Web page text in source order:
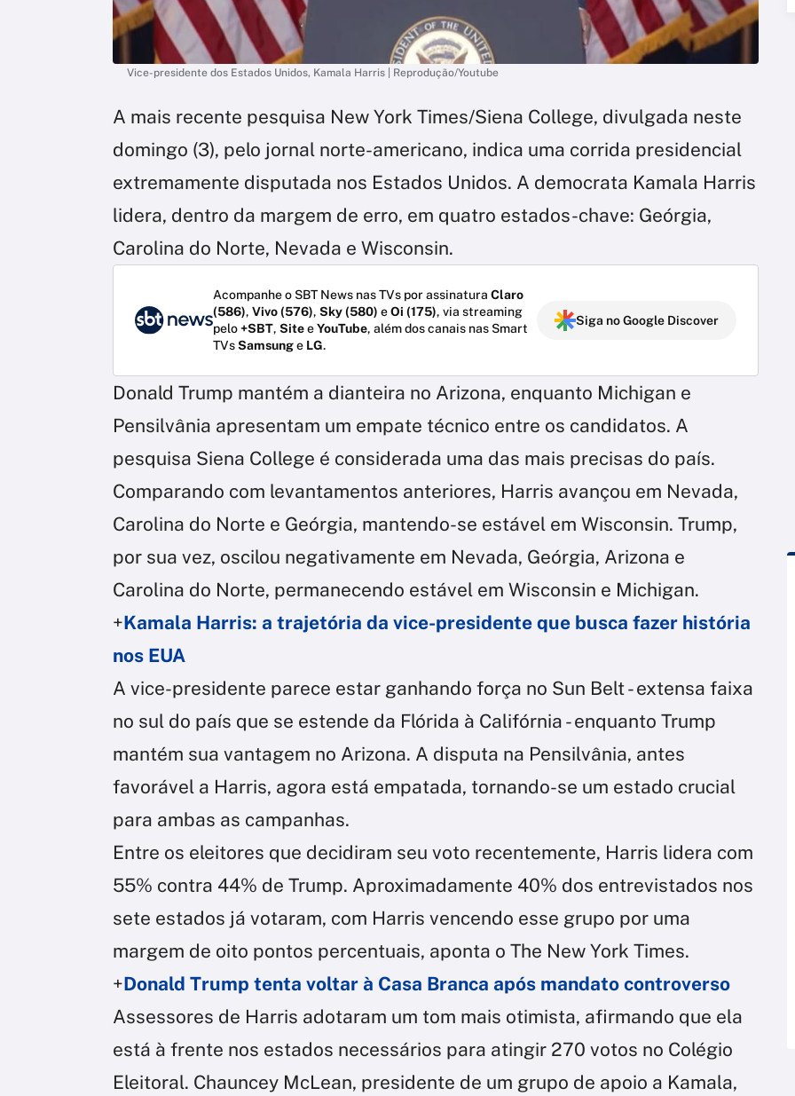
Vice-presidente dos Estados Unidos, Kamala Harris | Reprodução/Youtube
A mais recente pesquisa New York Times/Siena College, divulgada neste
domingo (3), pelo jornal norte-americano, indica uma corrida presidencial
extremamente disputada nos Estados Unidos. A democrata Kamala Harris
lidera, dentro da margem de erro, em quatro estados-chave: Geórgia,
Carolina do Norte, Nevada e Wisconsin.
Acompanhe o SBT News nas TVs por assinatura Claro
(586), Vivo (576), Sky (580) eOi (175), via streaming
pelo+SBT, SiteeYouTube, além dos canais nas Smart
TVsSamsunge LG.
Siga no Google Discover
Donald Trump mantém a dianteira no Arizona, enquanto Michigan e
Pensilvânia apresentam um empate técnico entre os candidatos. A
pesquisa Siena College é considerada uma das mais precisas do país.
Comparando com levantamentos anteriores, Harris avançou em Nevada,
Carolina do Norte e Geórgia, mantendo-se estável em Wisconsin. Trump,
por sua vez, oscilou negativamente em Nevada, Geórgia, Arizona e
Carolina do Norte, permanecendo estável em Wisconsin e Michigan.
+Kamala Harris: a trajetória da vice-presidente que busca fazer história
nos EUA
A vice-presidente parece estar ganhando força no Sun Belt - extensa faixa
no sul do país que se estende da Flórida à Califórnia - enquanto Trump
mantém sua vantagem no Arizona. A disputa na Pensilvânia, antes
favorável a Harris, agora está empatada, tornando-se um estado crucial
para ambas as campanhas.
Entre os eleitores que decidiram seu voto recentemente, Harris lidera com
55% contra 44% de Trump. Aproximadamente 40% dos entrevistados nos
sete estados já votaram, com Harris vencendo esse grupo por uma
margem de oito pontos percentuais, aponta o The New York Times.
+Donald Trump tenta voltar à Casa Branca após mandato controverso
Assessores de Harris adotaram um tom mais otimista, afirmando que ela
está à frente nos estados necessários para atingir 270 votos no Colégio
Eleitoral. Chauncey McLean, presidente de um grupo de apoio a Kamala,